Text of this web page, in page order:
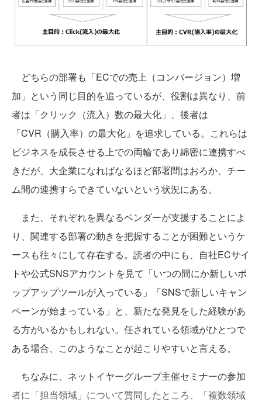
どちらの部署も「ECでの売上（コンバージョン）増
加」という同じ目的を追っているが、役割は異なり、前
者は「クリック（流入）数の最大化」、後者は
「CVR（購入率）の最大化」を追求している。これらは
ビジネスを成長させる上での両輪であり綿密に連携すべ
きだが、大企業になればなるほど部署間はおろか、チー
ム間の連携すらできていないという状況にある。
また、それぞれを異なるベンダーが支援することによ
り、関連する部署の動きを把握することが困難というケ
ースも往々にして存在する。読者の中にも、自社ECサイ
トや公式SNSアカウントを見て「いつの間にか新しいポ
ップアップツールが入っている」「SNSで新しいキャン
ペーンが始まっている」と、新たな発見をした経験があ
る方がいるかもしれない。任されている領域がひとつで
ある場合、このようなことが起こりやすいと言える。
ちなみに、ネットイヤーグループ主催セミナーの参加
者に「担当領域」について質問したところ、「複数領域